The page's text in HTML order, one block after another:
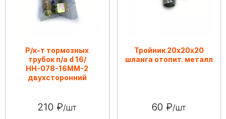
Р/к-т тормозных
трубок п/а d 16/
НН-078-16ММ-2
двухсторонний
210 ₽/шт
Тройник 20х20х20
шланга отопит. металл
60 ₽/шт